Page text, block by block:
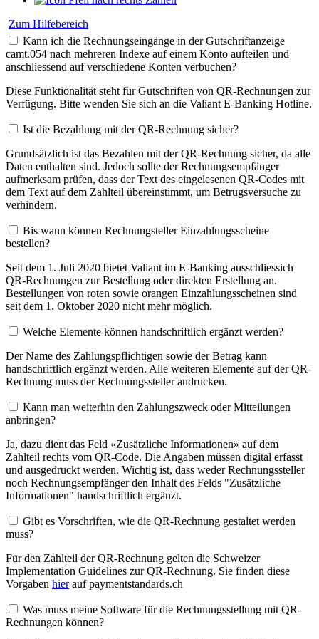
Zum Hilfebereich
Kann ich die Rechnungseingänge in der Gutschriftanzeige
camt.054 nach mehreren Indexe auf einem Konto aufteilen und
anschliessend auf verschiedene Konten verbuchen?
Diese Funktionalität steht für Gutschriften von QR-Rechnungen zur
Verfügung. Bitte wenden Sie sich an die Valiant E-Banking Hotline.
Ist die Bezahlung mit der QR-Rechnung sicher?
Grundsätzlich ist das Bezahlen mit der QR-Rechnung sicher, da alle
Daten enthalten sind. Jedoch sollte der Rechnungsempfänger
aufmerksam prüfen, dass der Text des eingelesenen QR-Codes mit
dem Text auf dem Zahlteil übereinstimmt, um Betrugsversuche zu
verhindern.
Bis wann können Rechnungsteller Einzahlungsscheine
bestellen?
Seit dem 1. Juli 2020 bietet Valiant im E-Banking ausschliessich
QR-Rechnungen zur Bestellung oder direkten Erstellung an.
Bestellungen von roten sowie orangen Einzahlungsscheinen sind
seit dem 1. Oktober 2020 nicht mehr möglich.
Welche Elemente können handschriftlich ergänzt werden?
Der Name des Zahlungspflichtigen sowie der Betrag kann
handschriftlich ergänzt werden. Alle weiteren Elemente auf der QR-
Rechnung muss der Rechnungssteller andrucken.
Kann man weiterhin den Zahlungszweck oder Mitteilungen
anbringen?
Ja, dazu dient das Feld «Zusätzliche Informationen» auf dem
Zahlteil rechts vom QR-Code. Die Angaben müssen digital erfasst
und ausgedruckt werden. Wichtig ist, dass weder Rechnungssteller
noch Rechnungsempfänger den Inhalt des Felds "Zusätzliche
Informationen" handschriftlich ergänzt.
Gibt es Vorschriften, wie die QR-Rechnung gestaltet werden
muss?
Für den Zahlteil der QR-Rechnung gelten die Schweizer
Implementation Guidelines zur QR-Rechnung. Sie finden diese
Vorgaben hierauf paymentstandards.ch
Was muss meine Software für die Rechnungsstellung mit QR-
Rechnungen können?